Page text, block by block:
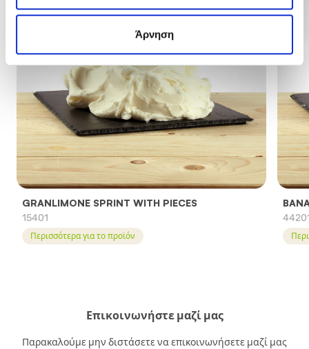
Άρνηση
GRANLIMONE SPRINT WITH PIECES
15401
Περισσότερα για το προϊόν
Επικοινωνήστε μαζί μας
Παρακαλούμε μην διστάσετε να επικοινωνήσετε μαζί μας